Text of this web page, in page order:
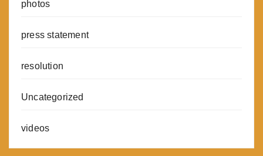
photos
press statement
resolution
Uncategorized
videos